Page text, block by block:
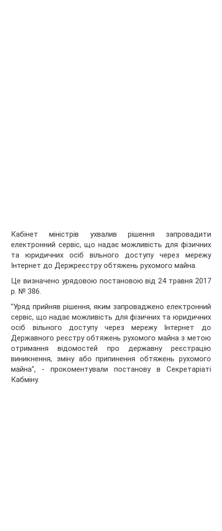
Кабінет міністрів ухвалив рішення запровадити
електронний сервіс, що надає можливість для фізичних
та юридичних осіб вільного доступу через мережу
Інтернет до Держреєстру обтяжень рухомого майна.
Це визначено урядовою постановою від 24 травня 2017
р. № 386.
"Уряд прийняв рішення, яким запроваджено електронний
сервіс, що надає можливість для фізичних та юридичних
осіб вільного доступу через мережу Інтернет до
Державного реєстру обтяжень рухомого майна з метою
отримання відомостей про державну реєстрацію
виникнення, зміну або припинення обтяжень рухомого
майна", - прокоментували постанову в Секретаріаті
Кабміну.